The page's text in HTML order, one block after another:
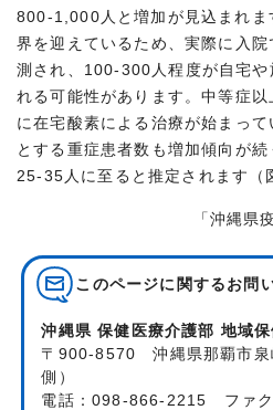
800-1,000人と増加が見込まれま
界を迎えているため、実際に入
測され、100-300人程度が自宅や
れる可能性があります。中等症
に在宅酸素による治療が始まっ
とする重症患者数も増加傾向が
25-35人に至ると推定されます（
「沖縄県
このページに関する お問
沖縄県 保健医療介護部 地域
〒900-8570 沖縄県那覇市泉
側）
電話：098-866-2215 ファ